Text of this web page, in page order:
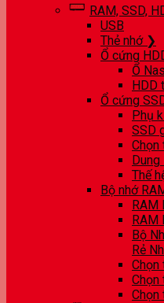
RAM, SSD,
USB
Thẻ nhớ ❯
Ổ cứng
Ổ Nas
HDD
Ổ cứng
Phụ
SSD
Chọn
Thế
Bộ nhớ
RAM
RAM
Bộ
Rẻ
Chọn
Chọn
Chọn